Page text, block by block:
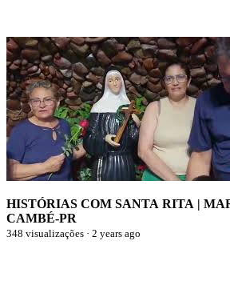
HISTÓRIAS COM SANTA RITA |
CAMBÉ-PR
348 visualizações · 2 years ago